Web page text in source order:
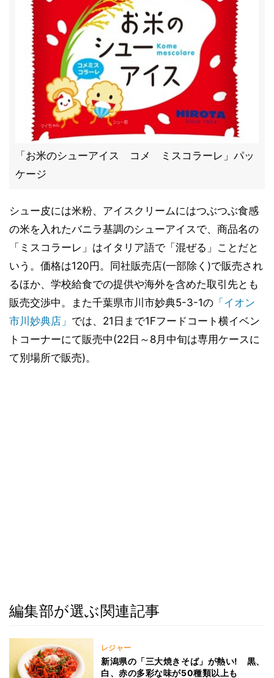
「お米のシューアイス コメ ミスコラーレ」パッ
ケージ
シュー皮には米粉、アイスクリームにはつぶつぶ食感
の米を入れたバニラ基調のシューアイスで、商品名の
「ミスコラーレ」はイタリア語で「混ぜる」ことだと
いう。価格は120円。同社販売店(一部除く)で販売され
るほか、学校給食での提供や海外を含めた取引先とも
販売交渉中。また千葉県市川市妙典5-3-1の 「イオン
市川妙典店」 では、21日まで1Fフードコート横イベン
トコーナーにて販売中(22日～8月中旬は専用ケースに
て別場所で販売)。
編集部が選ぶ関連記事
レジャー
新潟県の「三大焼きそば」が熱い! 黒、
白、赤の多彩な味が50種類以上も